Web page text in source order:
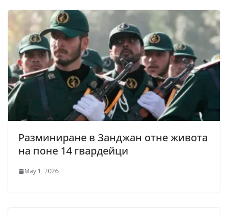
Разминиране в Занджан отне живота
на поне 14 гвардейци
May 1, 2026